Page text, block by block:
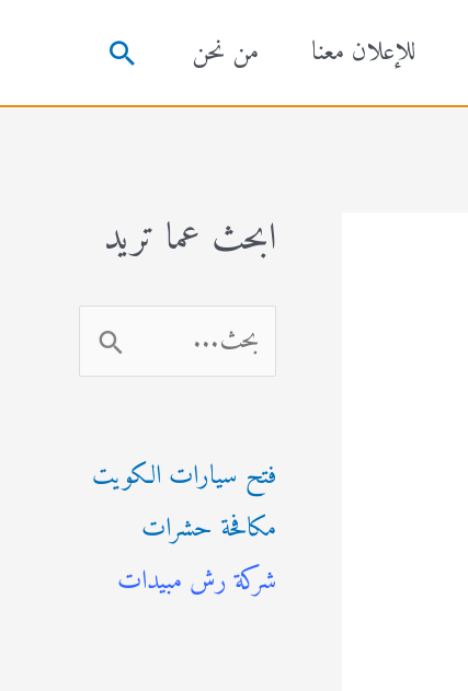
للإعلان معنا من نحن البحث
ابحث عما تريد
ل
ح
ث
ع
فتح سيارات الكويت
مكافحة حشرات
شركة رش مبيدات